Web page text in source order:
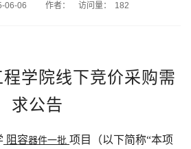
06-06 作者： 访问量： 182
程学院线下竞价采购需
求公告
阻容器件一批 项目（以下简称“本项